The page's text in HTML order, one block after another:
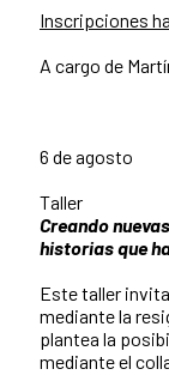
Inscripciones
A cargo de
6 de agosto
Taller
Creando
historias que
Este taller
mediante la
plantea la
mediante el